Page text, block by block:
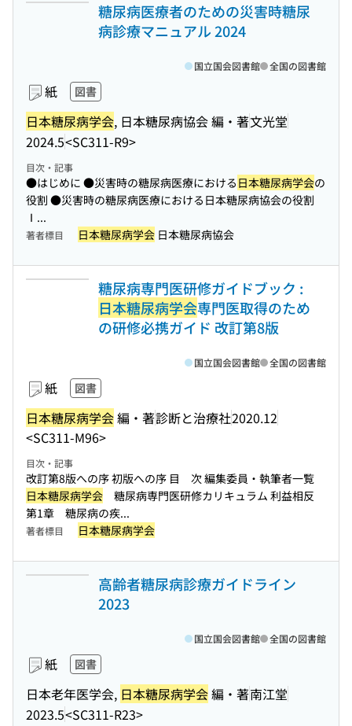
糖尿病医療者のための災害時糖尿
病診療マニュアル 2024
紙 図書
日本糖尿病学会, 日本糖尿病協会 編・著文光堂
2024.5<SC311-R9>
国立国会図書館 全国の図書館
目次・記事
●はじめに ●災害時の糖尿病医療における 日本糖尿病学会の
役割 ●災害時の糖尿病医療における日本糖尿病協会の役割
Ⅰ...
著者標目 日本糖尿病学会 日本糖尿病協会
糖尿病専門医研修ガイドブック :
日本糖尿病学会専門医取得のため
の研修必携ガイド 改訂第8版
紙 図書
日本糖尿病学会編・著診断と治療社2020.12
<SC311-M96>
国立国会図書館 全国の図書館
目次・記事
改訂第8版への序 初版への序 目 次 編集委員・執筆者一覧
日本糖尿病学会 糖尿病専門医研修カリキュラム 利益相反
第1章 糖尿病の疾...
著者標目 日本糖尿病学会
高齢者糖尿病診療ガイドライン
2023
紙 図書
日本老年医学会, 日本糖尿病学会編・著南江堂
2023.5<SC311-R23>
国立国会図書館 全国の図書館